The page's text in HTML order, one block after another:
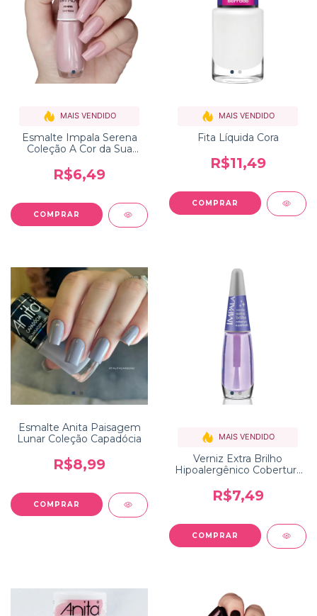
MAIS VENDIDO
Esmalte Impala Serena
Coleção A Cor da Sua
R$6,49
MAIS VENDIDO
Fita Líquida Cora
R$11,49
Esmalte Anita Paisagem
Lunar Coleção Capadócia
R$8,99
MAIS VENDIDO
Verniz Extra Brilho
Hipoalergênico Cobertura
R$7,49